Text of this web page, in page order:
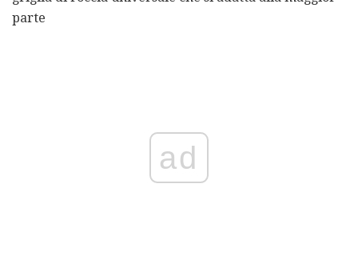
parte
ad